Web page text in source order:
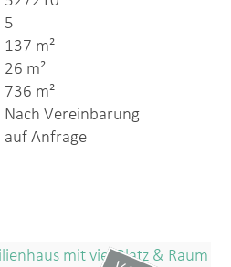
5
137 m²
26 m²
736 m²
Nach Vereinbarung
auf Anfrage